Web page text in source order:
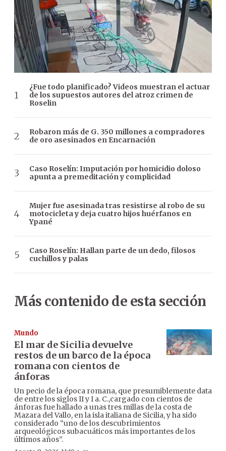
¿Fue todo planificado? Videos muestran el actuar
de los supuestos autores del atroz crimen de
Roselin
Robaron más de G. 350 millones a compradores
de oro asesinados en Encarnación
Caso Roselín: Imputación por homicidio doloso
apunta a premeditación y complicidad
Mujer fue asesinada tras resistirse al robo de su
motocicleta y deja cuatro hijos huérfanos en
Ypané
Caso Roselín: Hallan parte de un dedo, filosos
cuchillos y palas
Más contenido de esta sección
Mundo
El mar de Sicilia devuelve
restos de un barco de la época
romana con cientos de
ánforas
Un pecio de la época romana, que presumiblemente data
de entre los siglos II y I a. C.,cargado con cientos de
ánforas fue hallado a unas tres millas de la costa de
Mazara del Vallo, en la isla italiana de Sicilia, y ha sido
considerado “uno de los descubrimientos
arqueológicos subacuáticos más importantes de los
últimos años”.